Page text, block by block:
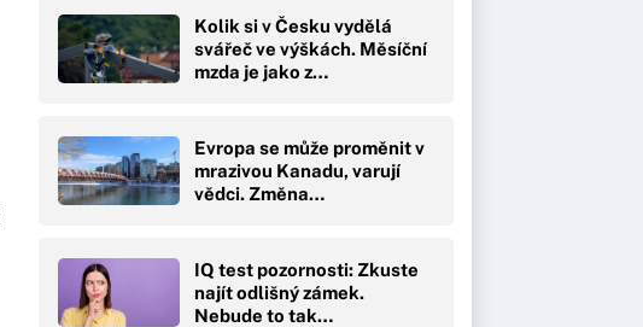
Kolik si v Česku vydělá
svářeč ve výškách. Měsíční
mzda je jako z…
Evropa se může proměnit v
mrazivou Kanadu, varují
vědci. Změna…
IQ test pozornosti: Zkuste
najít odlišný zámek.
Nebude to tak…